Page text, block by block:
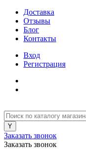
Доставка
Отзывы
Блог
Контакты
Вход
Регистрация
Заказать звонок
Заказать звонок